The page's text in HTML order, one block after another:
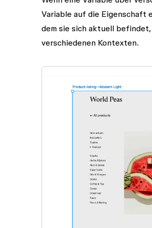
Variable auf die Eigenschaft
dem sie sich aktuell
verschiedenen Kontexten.